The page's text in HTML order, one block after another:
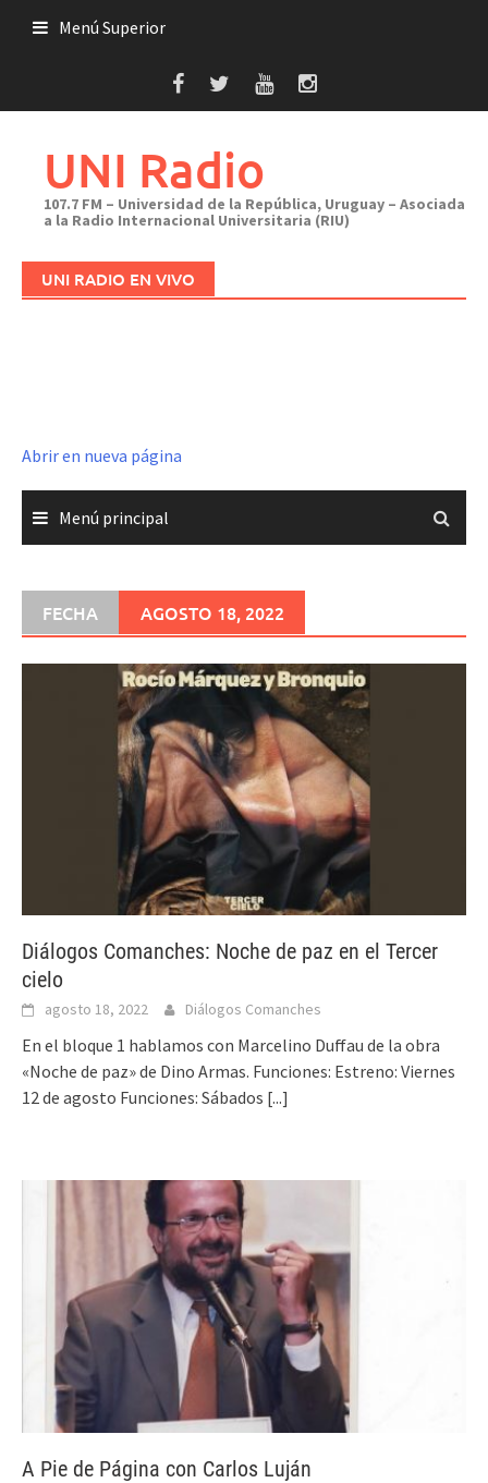
Menú Superior
UNI Radio
107.7 FM – Universidad de la República, Uruguay – Asociada
a la Radio Internacional Universitaria (RIU)
UNI RADIO EN VIVO
Abrir en nueva página
Menú principal
FECHA AGOSTO 18, 2022
Diálogos Comanches: Noche de paz en el Tercer
cielo
agosto 18, 2022 Diálogos Comanches
En el bloque 1 hablamos con Marcelino Duffau de la obra
«Noche de paz» de Dino Armas. Funciones: Estreno: Viernes
12 de agosto Funciones: Sábados [...]
A Pie de Página con Carlos Luján